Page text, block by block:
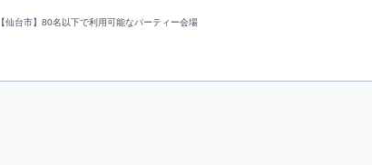
【仙台市】80名以下で利用可能なパーティー会場